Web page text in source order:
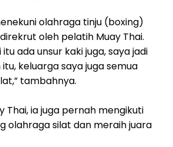
olahraga tinju (boxing)
oleh pelatih Muay Thai.
ada unsur kaki juga, saya jadi
keluarga saya juga semua
tambahnya.
Thai, ia juga pernah mengikuti
olahraga silat dan meraih juara